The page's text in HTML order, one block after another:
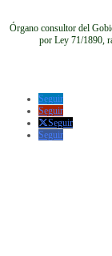
Órgano consultor del
por Ley 71/1890,
Seguir
Seguir
Seguir
Seguir